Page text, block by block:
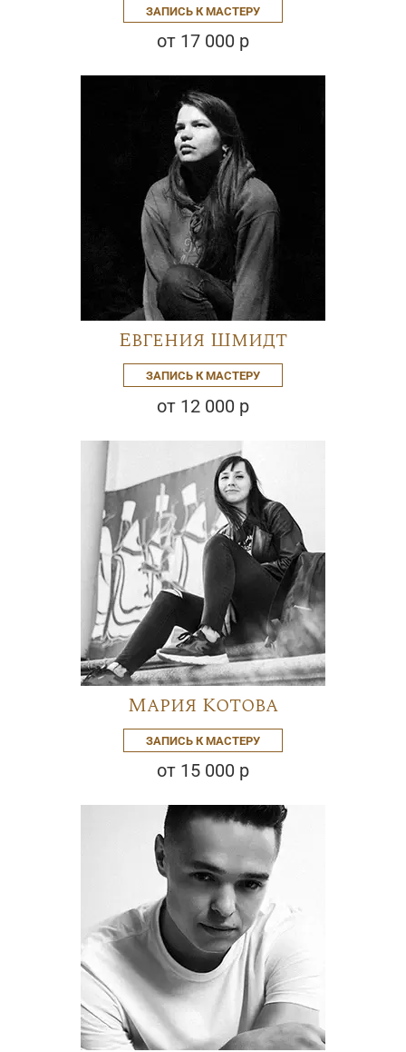
ЗАПИСЬ К МАСТЕРУ
от 17 000 р
Евгения Шмидт
ЗАПИСЬ К МАСТЕРУ
от 12 000 р
Мария Котова
ЗАПИСЬ К МАСТЕРУ
от 15 000 р